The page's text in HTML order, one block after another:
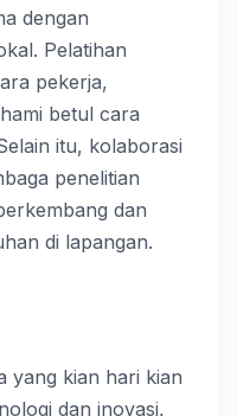
dengan
Pelatihan
pekerja,
betul cara
itu, kolaborasi
penelitian
dan
di lapangan.
yang kian hari kian
dan inovasi,